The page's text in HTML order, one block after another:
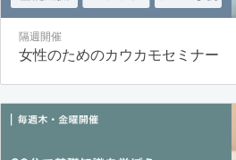
隔週開催
女性のためのカウカモセミナー